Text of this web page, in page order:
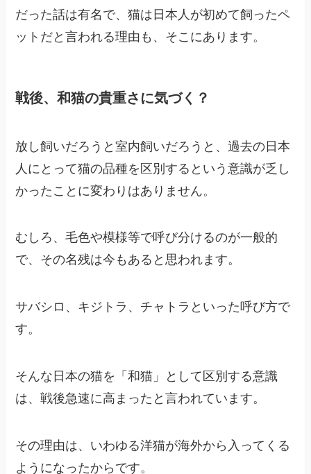
だった話は有名で、猫は日本人が初めて飼ったペ
ットだと言われる理由も、そこにあります。
戦後、和猫の貴重さに気づく？
放し飼いだろうと室内飼いだろうと、過去の日本
人にとって猫の品種を区別するという意識が乏し
かったことに変わりはありません。
むしろ、毛色や模様等で呼び分けるのが一般的
で、その名残は今もあると思われます。
サバシロ、キジトラ、チャトラといった呼び方で
す。
そんな日本の猫を「和猫」として区別する意識
は、戦後急速に高まったと言われています。
その理由は、いわゆる洋猫が海外から入ってくる
ようになったからです。